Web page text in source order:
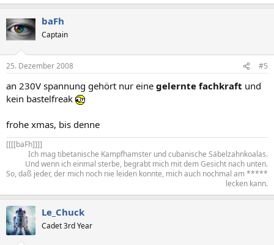
baFh
Captain
25. Dezember 2008 #5
an 230V spannung gehört nur eine gelernte fachkraft und
kein bastelfreak
frohe xmas, bis denne
[[[[baFh]]]]​
Ich mag tibetanische Kampfhamster und cubanische Säbelzahnkoalas.
Und wenn ich einmal sterbe, begrabt mich mit dem Gesicht nach unten.
So, daß jeder, der mich noch nie leiden konnte, mich auch nochmal am *****
lecken kann.​
Le_Chuck
Cadet 3rd Year